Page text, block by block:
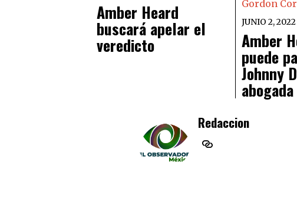
Amber Heard
buscará apelar el
veredicto
JUNIO 2, 2022
Amber
puede
Johnny
abogada
Redaccion